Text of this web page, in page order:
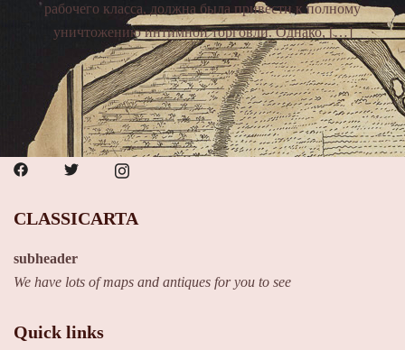
рабочего класса, должна была привести к полному
уничтожению интимной торговли. Однако, […]
CLASSICARTA
subheader
We have lots of maps and antiques for you to see
Quick links